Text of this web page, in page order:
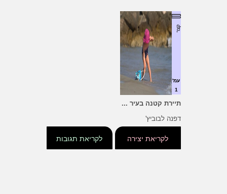
קצר
עמ'
1
תיירת קטנה בעיר ...
דפנה לבוביץ'
לקריאת תגובות לקריאת יצירה